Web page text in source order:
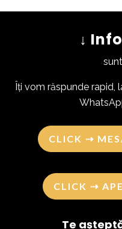
↓
Îți vom răspunde rapid,
CLICK ⇢
CLICK ⇢
Te